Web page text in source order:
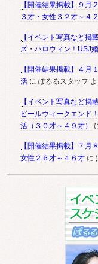
【開催結果掲載】９月
３才・女性３２才～４
【イベント写真など掲
ズ・ハロウィン！USJ
【開催結果掲載】４月
活 にぽるるスタッフ
【イベント写真など
ビールウィークエンド
活（３０才～４９才）
【開催結果掲載】７月
女性２６才～４６才 に